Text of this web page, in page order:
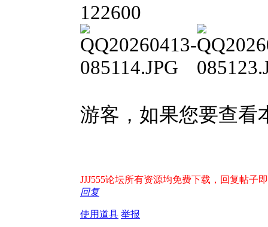
122600
游客，如果您要查看
JJJ555论坛所有资源均免费下载，回复帖子
回复
使用道具 举报